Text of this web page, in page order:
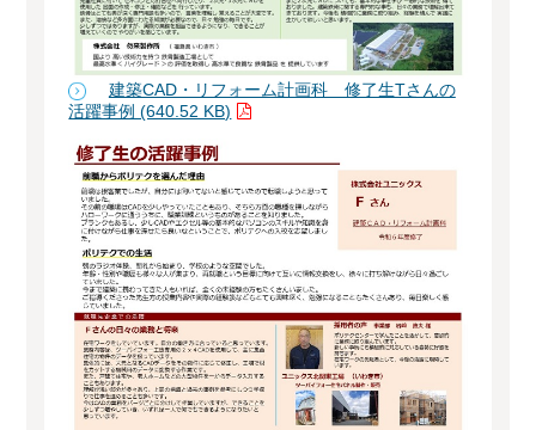
建築CAD・リフォーム計画科 修了生Tさんの
活躍事例 (640.52 KB)